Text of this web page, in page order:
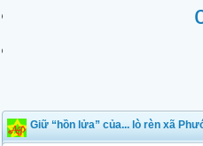
Giữ “hồn lửa” của... lò rèn xã